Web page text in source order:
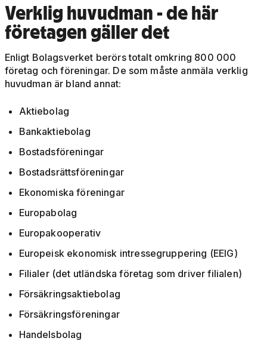
Verklig huvudman - de här
företagen gäller det
Enligt Bolagsverket berörs totalt omkring 800 000
företag och föreningar. De som måste anmäla verklig
huvudman är bland annat:
Aktiebolag
Bankaktiebolag
Bostadsföreningar
Bostadsrättsföreningar
Ekonomiska föreningar
Europabolag
Europakooperativ
Europeisk ekonomisk intressegruppering (EEIG)
Filialer (det utländska företag som driver filialen)
Försäkringsaktiebolag
Försäkringsföreningar
Handelsbolag